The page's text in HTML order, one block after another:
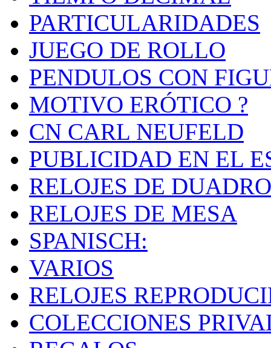
PARTICULARIDADES
JUEGO DE ROLLO
PENDULOS CON
MOTIVO ERÓTICO ?
CN CARL NEUFELD
PUBLICIDAD EN EL
RELOJES DE
RELOJES DE MESA
SPANISCH:
VARIOS
RELOJES
COLECCIONES